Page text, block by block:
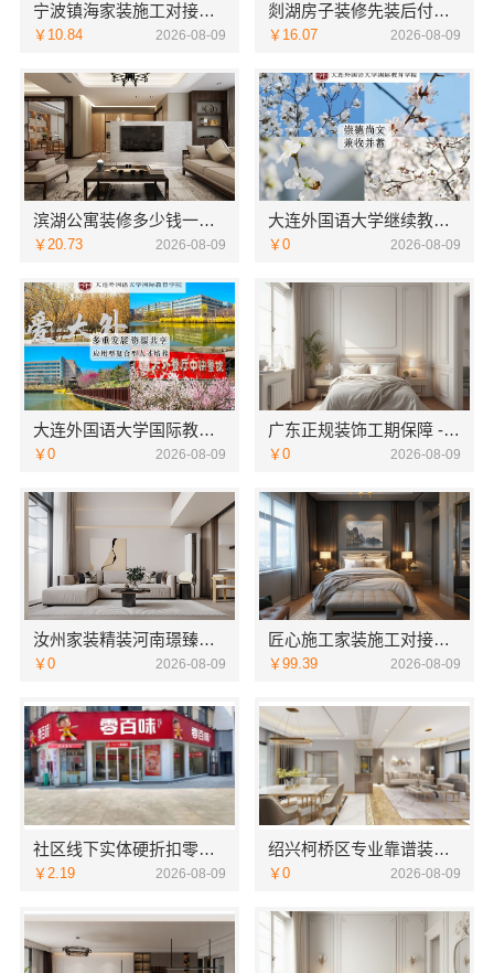
宁波镇海家装施工对接渠道宁波雅美和居建材科技有限公司
￥10.84 2026-08-09
剡湖房子装修先装后付，浙江宜美嘉装饰工程有限公司让您无忧
￥16.07 2026-08-09
滨湖公寓装修多少钱一平？无锡亿莱居装饰工程材料有限公司透明报价
￥20.73 2026-08-09
大连外国语大学继续教育学院有哪些专业招生咨询
￥0 2026-08-09
大连外国语大学国际教育学院学院简介线上报名
￥0 2026-08-09
广东正规装饰工期保障 - 广东鼎饰空间装饰工程有限公司
￥0 2026-08-09
汝州家装精装河南璟臻环保建材有限公司一站式服务
￥0 2026-08-09
匠心施工家装施工对接渠道｜宁波雅美和居建材科技
￥99.39 2026-08-09
社区线下实体硬折扣零食铺全域盈利
￥2.19 2026-08-09
绍兴柯桥区专业靠谱装修自有专业施工队绍兴卓鑫装饰材料有限公司
￥0 2026-08-09